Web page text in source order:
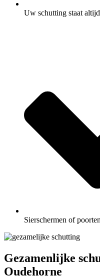
Uw schutting staat
Sierschermen of
Gezamenlijke
Oudehorne